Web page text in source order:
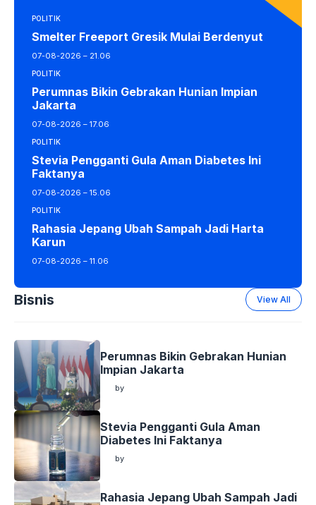
POLITIK
Smelter Freeport Gresik Mulai Berdenyut
07-08-2026 – 21.06
POLITIK
Perumnas Bikin Gebrakan Hunian Impian
Jakarta
07-08-2026 – 17.06
POLITIK
Stevia Pengganti Gula Aman Diabetes Ini
Faktanya
07-08-2026 – 15.06
POLITIK
Rahasia Jepang Ubah Sampah Jadi Harta
Karun
07-08-2026 – 11.06
Bisnis View All
Perumnas Bikin Gebrakan Hunian
Impian Jakarta
by
Stevia Pengganti Gula Aman
Diabetes Ini Faktanya
by
Rahasia Jepang Ubah Sampah Jadi